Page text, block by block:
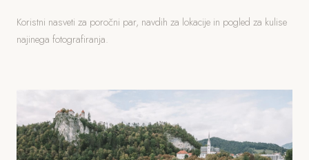
Koristni nasveti za poročni par, navdih za lokacije in pogled za kulise
najinega fotografiranja.